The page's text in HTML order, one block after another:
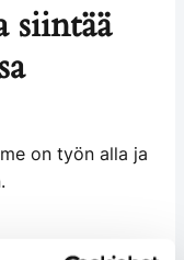
siintää
on työn alla ja